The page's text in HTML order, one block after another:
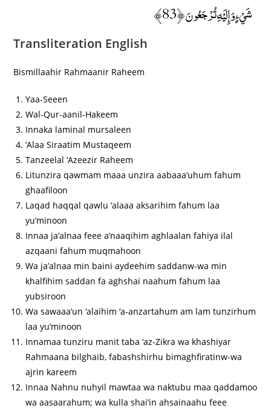
شَيْءٍ وَإِلَيْهِ تُرْجَعُونَ ﴿83﴾
Transliteration English
Bismillaahir Rahmaanir Raheem
Yaa-Seeen
Wal-Qur-aanil-Hakeem
Innaka laminal mursaleen
‘Alaa Siraatim Mustaqeem
Tanzeelal ‘Azeezir Raheem
Litunzira qawmam maaa unzira aabaaa’uhum fahum
ghaafiloon
Laqad haqqal qawlu ‘alaaa aksarihim fahum laa
yu’minoon
Innaa ja’alnaa feee a’naaqihim aghlaalan fahiya ilal
azqaani fahum muqmahoon
Wa ja’alnaa min baini aydeehim saddanw-wa min
khalfihim saddan fa aghshai naahum fahum laa
yubsiroon
Wa sawaaa’un ‘alaihim ‘a-anzartahum am lam tunzirhum
laa yu’minoon
Innamaa tunziru manit taba ‘az-Zikra wa khashiyar
Rahmaana bilghaib, fabashshirhu bimaghfiratinw-wa
ajrin kareem
Innaa Nahnu nuhyil mawtaa wa naktubu maa qaddamoo
wa aasaarahum; wa kulla shai’in ahsainaahu feee